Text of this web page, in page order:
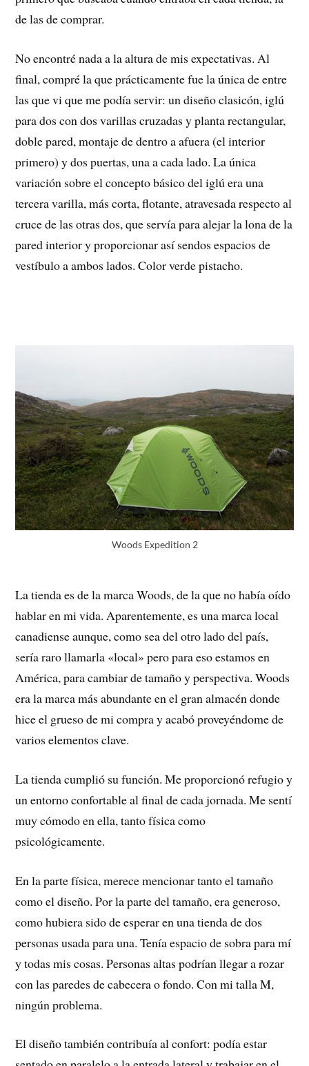
de las de comprar.
No encontré nada a la altura de mis expectativas. Al
final, compré la que prácticamente fue la única de entre
las que vi que me podía servir: un diseño clasicón, iglú
para dos con dos varillas cruzadas y planta rectangular,
doble pared, montaje de dentro a afuera (el interior
primero) y dos puertas, una a cada lado. La única
variación sobre el concepto básico del iglú era una
tercera varilla, más corta, flotante, atravesada respecto al
cruce de las otras dos, que servía para alejar la lona de la
pared interior y proporcionar así sendos espacios de
vestíbulo a ambos lados. Color verde pistacho.
Woods Expedition 2
La tienda es de la marca Woods, de la que no había oído
hablar en mi vida. Aparentemente, es una marca local
canadiense aunque, como sea del otro lado del país,
sería raro llamarla «local» pero para eso estamos en
América, para cambiar de tamaño y perspectiva. Woods
era la marca más abundante en el gran almacén donde
hice el grueso de mi compra y acabó proveyéndome de
varios elementos clave.
La tienda cumplió su función. Me proporcionó refugio y
un entorno confortable al final de cada jornada. Me sentí
muy cómodo en ella, tanto física como
psicológicamente.
En la parte física, merece mencionar tanto el tamaño
como el diseño. Por la parte del tamaño, era generoso,
como hubiera sido de esperar en una tienda de dos
personas usada para una. Tenía espacio de sobra para mí
y todas mis cosas. Personas altas podrían llegar a rozar
con las paredes de cabecera o fondo. Con mi talla M,
ningún problema.
El diseño también contribuía al confort: podía estar